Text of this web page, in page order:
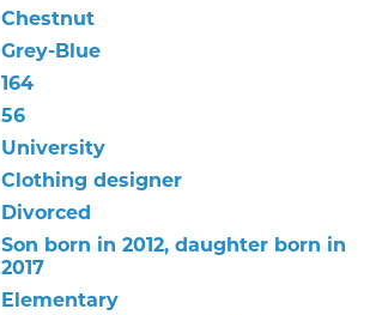
Chestnut
Grey-Blue
164
56
University
Clothing designer
Divorced
Son born in 2012, daughter born in
2017
Elementary